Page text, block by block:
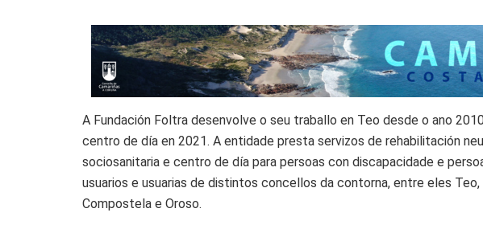
A Fundación Foltra desenvolve o seu traballo en Teo desde o ano
centro de día en 2021. A entidade presta servizos de rehabilitación
sociosanitaria e centro de día para persoas con discapacidade e
usuarios e usuarias de distintos concellos da contorna, entre eles Teo,
Compostela e Oroso.